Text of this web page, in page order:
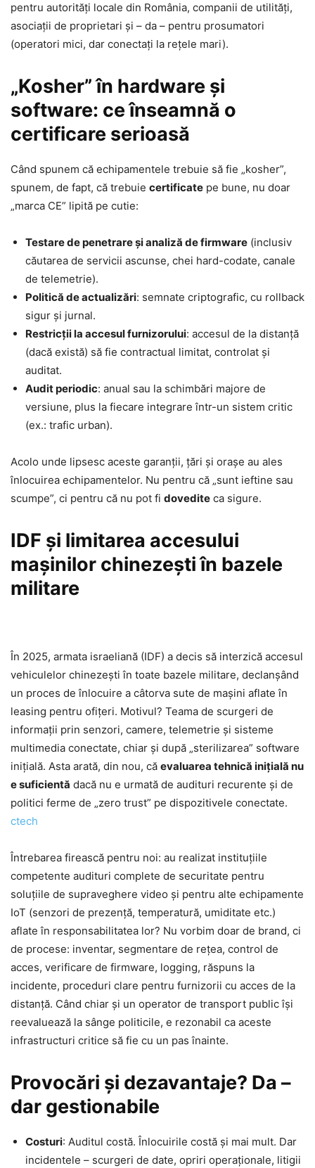
pentru autorități locale din România, companii de utilități,
asociații de proprietari și – da – pentru prosumatori
(operatori mici, dar conectați la rețele mari).
„Kosher” în hardware și
software: ce înseamnă o
certificare serioasă
Când spunem că echipamentele trebuie să fie „kosher”,
spunem, de fapt, că trebuie certificate pe bune, nu doar
„marca CE” lipită pe cutie:
Testare de penetrare și analiză de firmware (inclusiv
căutarea de servicii ascunse, chei hard-codate, canale
de telemetrie).
Politică de actualizări: semnate criptografic, cu rollback
sigur și jurnal.
Restricții la accesul furnizorului: accesul de la distanță
(dacă există) să fie contractual limitat, controlat și
auditat.
Audit periodic: anual sau la schimbări majore de
versiune, plus la fiecare integrare într-un sistem critic
(ex.: trafic urban).
Acolo unde lipsesc aceste garanții, țări și orașe au ales
înlocuirea echipamentelor. Nu pentru că „sunt ieftine sau
scumpe”, ci pentru că nu pot fi dovedite ca sigure.
IDF și limitarea accesului
mașinilor chinezești în bazele
militare
În 2025, armata israeliană (IDF) a decis să interzică accesul
vehiculelor chinezești în toate bazele militare, declanșând
un proces de înlocuire a câtorva sute de mașini aflate în
leasing pentru ofițeri. Motivul? Teama de scurgeri de
informații prin senzori, camere, telemetrie și sisteme
multimedia conectate, chiar și după „sterilizarea” software
inițială. Asta arată, din nou, că evaluarea tehnică inițială nu
e suficientă dacă nu e urmată de audituri recurente și de
politici ferme de „zero trust” pe dispozitivele conectate.
ctech
Întrebarea firească pentru noi: au realizat instituțiile
competente audituri complete de securitate pentru
soluțiile de supraveghere video și pentru alte echipamente
IoT (senzori de prezență, temperatură, umiditate etc.)
aflate în responsabilitatea lor? Nu vorbim doar de brand, ci
de procese: inventar, segmentare de rețea, control de
acces, verificare de firmware, logging, răspuns la
incidente, proceduri clare pentru furnizorii cu acces de la
distanță. Când chiar și un operator de transport public își
reevaluează la sânge politicile, e rezonabil ca aceste
infrastructuri critice să fie cu un pas înainte.
Provocări și dezavantaje? Da –
dar gestionabile
Costuri: Auditul costă. Înlocuirile costă și mai mult. Dar
incidentele – scurgeri de date, opriri operaționale, litigii